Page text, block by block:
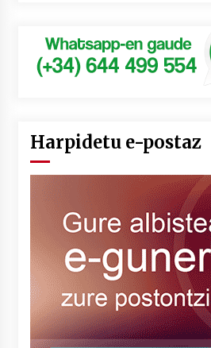
Harpidetu e-postaz